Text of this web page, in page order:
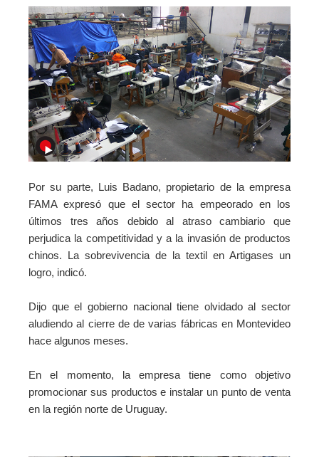
Por su parte, Luis Badano, propietario de la empresa
FAMA expresó que el sector ha empeorado en los
últimos tres años debido al atraso cambiario que
perjudica la competitividad y a la invasión de productos
chinos. La sobrevivencia de la textil en Artigases un
logro, indicó.
Dijo que el gobierno nacional tiene olvidado al sector
aludiendo al cierre de de varias fábricas en Montevideo
hace algunos meses.
En el momento, la empresa tiene como objetivo
promocionar sus productos e instalar un punto de venta
en la región norte de Uruguay.